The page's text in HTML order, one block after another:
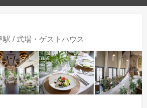
価
駅 / 式場・ゲストハウス